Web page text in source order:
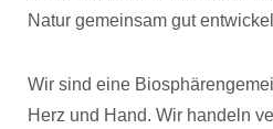
Natur gemeinsam gut
Wir sind eine
Herz und Hand. Wir handeln